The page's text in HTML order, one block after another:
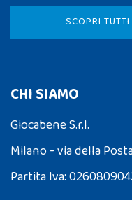
SCOPRI
CHI SIAMO
Giocabene S.r.l.
Milano - via della
Partita Iva: